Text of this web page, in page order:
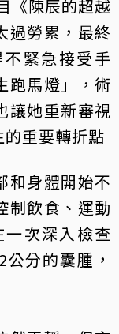
陳辰的超越
過勞累，最終
緊急接受手
跑馬燈」，術
讓她重新審視
重要轉折點
和身體開始不
制飲食、運動
次深入檢查
分的囊腫，